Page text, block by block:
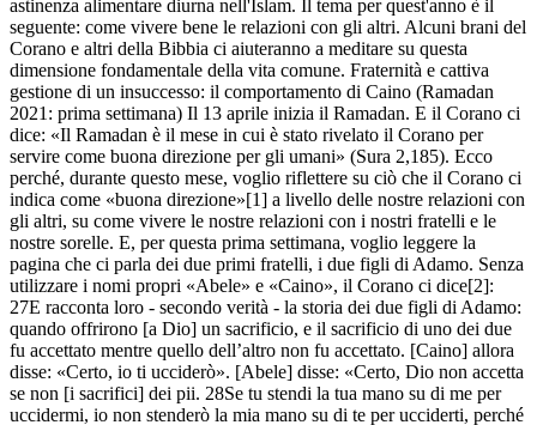
astinenza alimentare diurna nell'Islam. Il tema per quest'anno è il
seguente: come vivere bene le relazioni con gli altri. Alcuni brani del
Corano e altri della Bibbia ci aiuteranno a meditare su questa
dimensione fondamentale della vita comune. Fraternità e cattiva
gestione di un insuccesso: il comportamento di Caino (Ramadan
2021: prima settimana) Il 13 aprile inizia il Ramadan. E il Corano ci
dice: «Il Ramadan è il mese in cui è stato rivelato il Corano per
servire come buona direzione per gli umani» (Sura 2,185). Ecco
perché, durante questo mese, voglio riflettere su ciò che il Corano ci
indica come «buona direzione»[1] a livello delle nostre relazioni con
gli altri, su come vivere le nostre relazioni con i nostri fratelli e le
nostre sorelle. E, per questa prima settimana, voglio leggere la
pagina che ci parla dei due primi fratelli, i due figli di Adamo. Senza
utilizzare i nomi propri «Abele» e «Caino», il Corano ci dice[2]:
27E racconta loro - secondo verità - la storia dei due figli di Adamo:
quando offrirono [a Dio] un sacrificio, e il sacrificio di uno dei due
fu accettato mentre quello dell’altro non fu accettato. [Caino] allora
disse: «Certo, io ti ucciderò». [Abele] disse: «Certo, Dio non accetta
se non [i sacrifici] dei pii. 28Se tu stendi la tua mano su di me per
uccidermi, io non stenderò la mia mano su di te per ucciderti, perché